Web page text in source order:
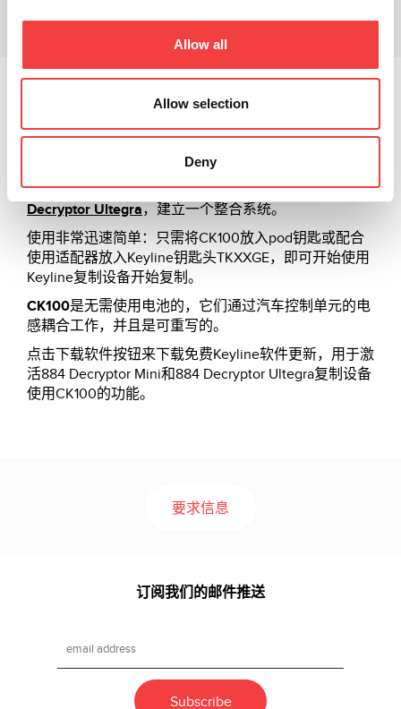
Allow all
Allow selection
Deny
下载
加密（4D）和德州固定代码（4C）芯片。
CK100完美适用于pod钥匙和Keyline钥匙头TKXXGE配
完全兼容Keyline复制设备，884 Decryptor Mini和884
Decryptor Ultegra，建立一个整合系统。
使用非常迅速简单：只需将CK100放入pod钥匙或配合
使用适配器放入Keyline钥匙头TKXXGE，即可开始使用
Keyline复制设备开始复制。
CK100是无需使用电池的，它们通过汽车控制单元的电
感耦合工作，并且是可重写的。
点击下载软件按钮来下载免费Keyline软件更新，用于激
活884 Decryptor Mini和884 Decryptor Ultegra复制设备
使用CK100的功能。
要求信息
订阅我们的邮件推送